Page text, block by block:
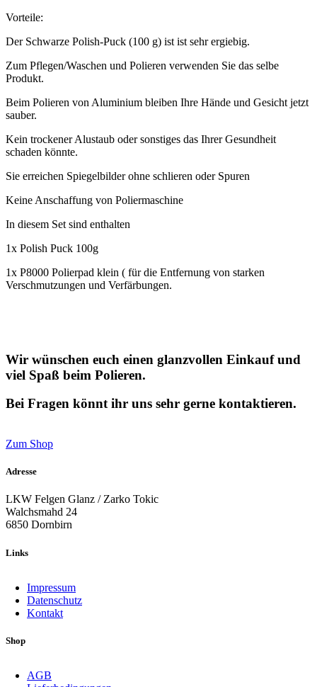
Vorteile:
Der Schwarze Polish-Puck (100 g) ist ist sehr ergiebig.
Zum Pflegen/Waschen und Polieren verwenden Sie das selbe
Produkt.
Beim Polieren von Aluminium bleiben Ihre Hände und Gesicht jetzt
sauber.
Kein trockener Alustaub oder sonstiges das Ihrer Gesundheit
schaden könnte.
Sie erreichen Spiegelbilder ohne schlieren oder Spuren
Keine Anschaffung von Poliermaschine
In diesem Set sind enthalten
1x Polish Puck 100g
1x P8000 Polierpad klein ( für die Entfernung von starken
Verschmutzungen und Verfärbungen.
Wir wünschen euch einen glanzvollen Einkauf und
viel Spaß beim Polieren.
Bei Fragen könnt ihr uns sehr gerne kontaktieren.
Zum Shop
Adresse
LKW Felgen Glanz / Zarko Tokic
Walchsmahd 24
6850 Dornbirn
Links
Impressum
Datenschutz
Kontakt
Shop
AGB